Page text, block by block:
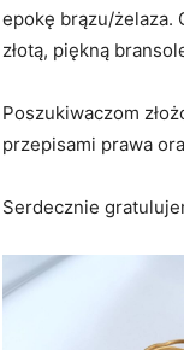
epokę brązu/żelaza.
złotą, piękną
Poszukiwaczom
przepisami prawa
Serdecznie